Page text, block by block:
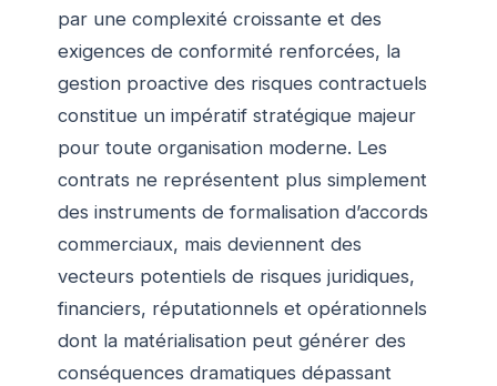
par une complexité croissante et des
exigences de conformité renforcées, la
gestion proactive des risques contractuels
constitue un impératif stratégique majeur
pour toute organisation moderne. Les
contrats ne représentent plus simplement
des instruments de formalisation d’accords
commerciaux, mais deviennent des
vecteurs potentiels de risques juridiques,
financiers, réputationnels et opérationnels
dont la matérialisation peut générer des
conséquences dramatiques dépassant